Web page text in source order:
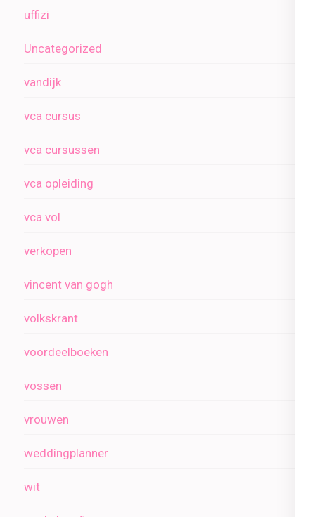
uffizi
Uncategorized
vandijk
vca cursus
vca cursussen
vca opleiding
vca vol
verkopen
vincent van gogh
volkskrant
voordeelboeken
vossen
vrouwen
weddingplanner
wit